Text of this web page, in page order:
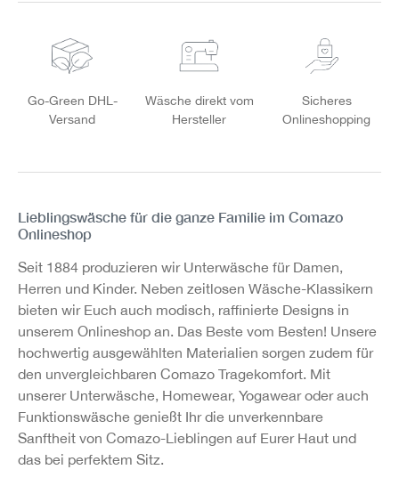
Go-Green DHL-
Versand
Wäsche direkt vom
Hersteller
Sicheres
Onlineshopping
Lieblingswäsche für die ganze Familie im Comazo
Onlineshop
Seit 1884 produzieren wir Unterwäsche für Damen,
Herren und Kinder. Neben zeitlosen Wäsche-Klassikern
bieten wir Euch auch modisch, raffinierte Designs in
unserem Onlineshop an. Das Beste vom Besten! Unsere
hochwertig ausgewählten Materialien sorgen zudem für
den unvergleichbaren Comazo Tragekomfort. Mit
unserer Unterwäsche, Homewear, Yogawear oder auch
Funktionswäsche genießt Ihr die unverkennbare
Sanftheit von Comazo-Lieblingen auf Eurer Haut und
das bei perfektem Sitz.